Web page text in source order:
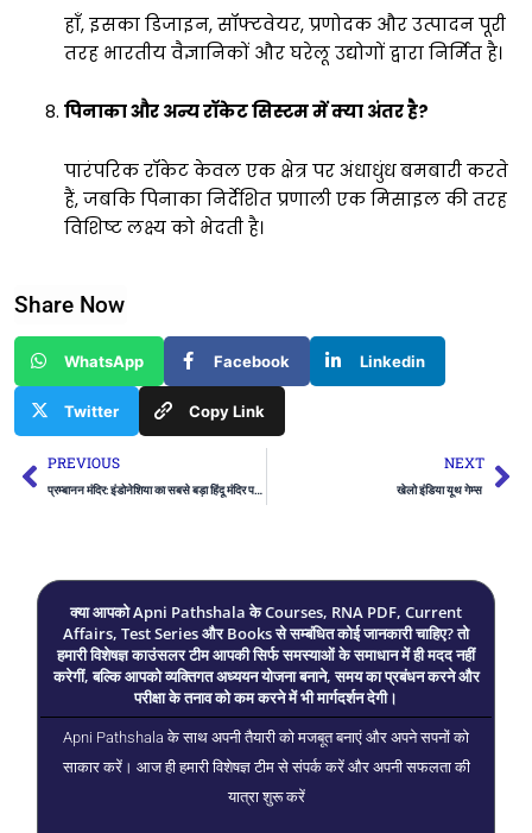
हाँ, इसका डिजाइन, सॉफ्टवेयर, प्रणोदक और उत्पादन पूरी
तरह भारतीय वैज्ञानिकों और घरेलू उद्योगों द्वारा निर्मित है।
पिनाका और अन्य रॉकेट सिस्टम में क्या अंतर है?
पारंपरिक रॉकेट केवल एक क्षेत्र पर अंधाधुंध बमबारी करते
हैं, जबकि पिनाका निर्देशित प्रणाली एक मिसाइल की तरह
विशिष्ट लक्ष्य को भेदती है।
Share Now
WhatsApp Facebook Linkedin
Twitter Copy Link
Prev
PREVIOUS
प्रम्बानन मंदिर: इंडोनेशिया का सबसे बड़ा हिंदू मंदिर परिसर
NEXT
खेलो इंडिया यूथ गेम्स
क्या आपको Apni Pathshala के Courses, RNA PDF, Current
Affairs, Test Series और Books से सम्बंधित कोई जानकारी चाहिए? तो
हमारी विशेषज्ञ काउंसलर टीम आपकी सिर्फ समस्याओं के समाधान में ही मदद नहीं
करेगीं, बल्कि आपको व्यक्तिगत अध्ययन योजना बनाने, समय का प्रबंधन करने और
परीक्षा के तनाव को कम करने में भी मार्गदर्शन देगी।
Apni Pathshala के साथ अपनी तैयारी को मजबूत बनाएं और अपने सपनों को
साकार करें। आज ही हमारी विशेषज्ञ टीम से संपर्क करें और अपनी सफलता की
यात्रा शुरू करें